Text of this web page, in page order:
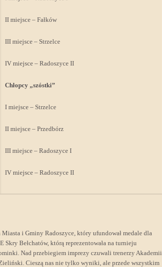
II miejsce – Fałków
III miejsce – Strzelce
IV miejsce – Radoszyce II
Chłopcy „szóstki”
I miejsce – Strzelce
II miejsce – Przedbórz
III miejsce – Radoszyce I
IV miejsce – Radoszyce II
i Gminy Radoszyce, który ufundował medale dla
Bełchatów, którą reprezentowała na turnieju
Nad przebiegiem imprezy czuwali trenerzy Akademii
Cieszą nas nie tylko wyniki, ale przede wszystkim